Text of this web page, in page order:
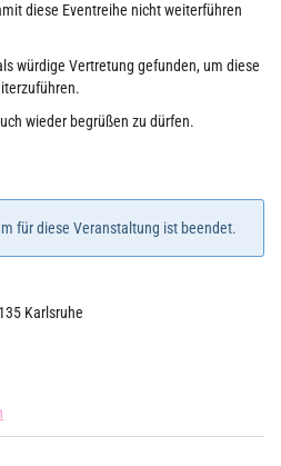
diese Eventreihe nicht weiterführen
würdige Vertretung gefunden, um diese
wieder begrüßen zu dürfen.
für diese Veranstaltung ist beendet.
Karlsruhe